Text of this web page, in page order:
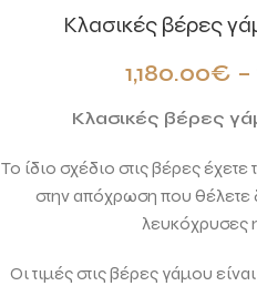
Κλασικές βέρες
1,180.00€ –
Κλασικές βέρες
Το ίδιο σχέδιο στις βέρες
στην απόχρωση που θέλετε
λευκόχρυσες
Οι τιμές στις βέρες γάμου